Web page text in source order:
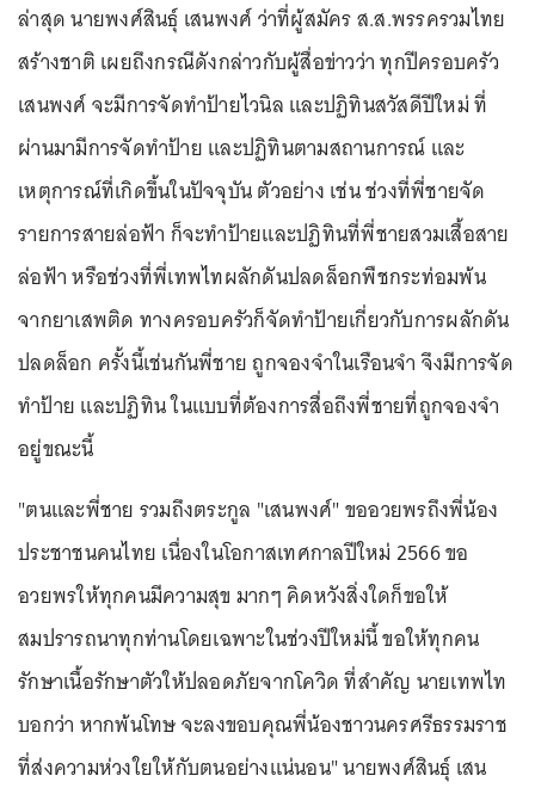
ล่าสุด นายพงศ์สินธุ์ เสนพงศ์ ว่าที่ผู้สมัคร ส.ส.พรรครวมไทย
สร้างชาติ เผยถึงกรณีดังกล่าวกับผู้สื่อข่าวว่า ทุกปีครอบครัว
เสนพงศ์ จะมีการจัดทำป้ายไวนิล และปฏิทินสวัสดีปีใหม่ ที่
ผ่านมามีการจัดทำป้าย และปฏิทินตามสถานการณ์ และ
เหตุการณ์ที่เกิดขึ้นในปัจจุบัน ตัวอย่าง เช่น ช่วงที่พี่ชายจัด
รายการสายล่อฟ้า ก็จะทำป้ายและปฏิทินที่พี่ชายสวมเสื้อสาย
ล่อฟ้า หรือช่วงที่พี่เทพไทผลักดันปลดล็อกพืชกระท่อมพ้น
จากยาเสพติด ทางครอบครัวก็จัดทำป้ายเกี่ยวกับการผลักดัน
ปลดล็อก ครั้งนี้เช่นกันพี่ชาย ถูกจองจำในเรือนจำ จึงมีการจัด
ทำป้าย และปฏิทิน ในแบบที่ต้องการสื่อถึงพี่ชายที่ถูกจองจำ
อยู่ขณะนี้
"ตนและพี่ชาย รวมถึงตระกูล "เสนพงศ์" ขออวยพรถึงพี่น้อง
ประชาชนคนไทย เนื่องในโอกาสเทศกาลปีใหม่ 2566 ขอ
อวยพรให้ทุกคนมีความสุข มากๆ คิดหวังสิ่งใดก็ขอให้
สมปรารถนาทุกท่านโดยเฉพาะในช่วงปีใหม่นี้ ขอให้ทุกคน
รักษาเนื้อรักษาตัวให้ปลอดภัยจากโควิด ที่สำคัญ นายเทพไท
บอกว่า หากพ้นโทษ จะลงขอบคุณพี่น้องชาวนครศรีธรรมราช
ที่ส่งความห่วงใยให้กับตนอย่างแน่นอน" นายพงศ์สินธุ์ เสน